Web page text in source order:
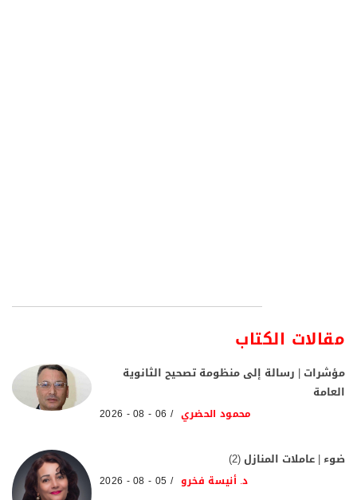
مقالات الكتاب
مؤشرات | رسالة إلى منظومة تصحيح الثانوية
العامة
محمود الحضري 06 - 08 - 2026
ضوء | عاملات المنازل (2)
د. أنيسة فخرو 05 - 08 - 2026